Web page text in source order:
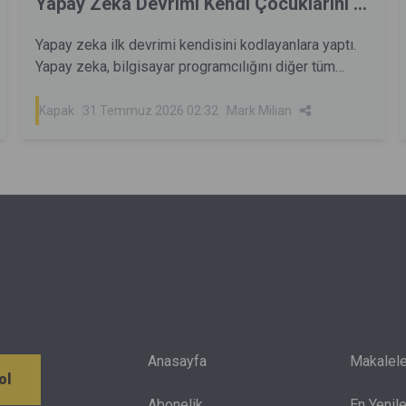
Yapay zeka ilk devrimi kendisini kodlayanlara yaptı.
Yapay zeka, bilgisayar programcılığını diğer tüm
da bu değişimle birlikte dönüşüyor.
Kapak 31 Temmuz 2026 02:32 Mark Milian
Anasayfa